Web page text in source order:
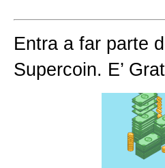
Entra a far parte
Supercoin. E’